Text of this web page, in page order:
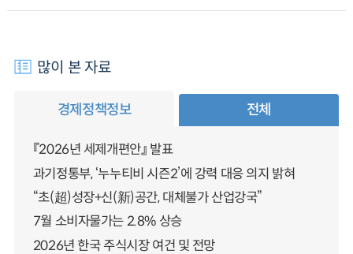
많이 본 자료
경제정책정보 전체
『2026년 세제개편안』 발표
과기정통부, ‘누누티비 시즌2’에 강력 대응 의지 밝혀
“초(超)성장+신(新)공간, 대체불가 산업강국”
7월 소비자물가는 2.8% 상승
2026년 한국 주식시장 여건 및 전망